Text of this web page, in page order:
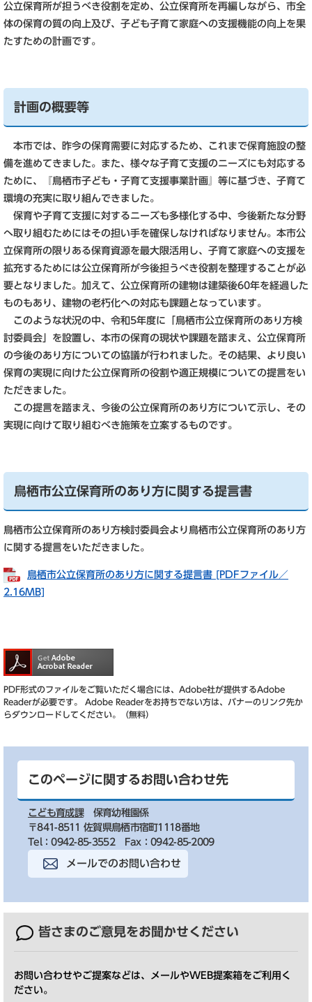
公立保育所が担うべき役割を定め、公立保育所を再編しながら、市全
体の保育の質の向上及び、子ども子育て家庭への支援機能の向上を果
たすための計画です。
計画の概要等
本市では、昨今の保育需要に対応するため、これまで保育施設の整
備を進めてきました。また、様々な子育て支援のニーズにも対応する
ために、『鳥栖市子ども・子育て支援事業計画』等に基づき、子育て
環境の充実に取り組んできました。
保育や子育て支援に対するニーズも多様化する中、今後新たな分野
へ取り組むためにはその担い手を確保しなければなりません。本市公
立保育所の限りある保育資源を最大限活用し、子育て家庭への支援を
拡充するためには公立保育所が今後担うべき役割を整理することが必
要となりました。加えて、公立保育所の建物は建築後60年を経過した
ものもあり、建物の老朽化への対応も課題となっています。
このような状況の中、令和5年度に「鳥栖市公立保育所のあり方検
討委員会」を設置し、本市の保育の現状や課題を踏まえ、公立保育所
の今後のあり方についての協議が行われました。その結果、より良い
保育の実現に向けた公立保育所の役割や適正規模についての提言をい
ただきました。
この提言を踏まえ、今後の公立保育所のあり方について示し、その
実現に向けて取り組むべき施策を立案するものです。
鳥栖市公立保育所のあり方に関する提言書
鳥栖市公立保育所のあり方検討委員会より鳥栖市公立保育所のあり方
に関する提言をいただきました。
鳥栖市公立保育所のあり方に関する提言書 [PDFファイル／
2.16MB]
PDF形式のファイルをご覧いただく場合には、Adobe社が提供するAdobe
Readerが必要です。
Adobe Readerをお持ちでない方は、バナーのリンク先か
らダウンロードしてください。（無料）
このページに関するお問い合わせ先
こども育成課
保育幼稚園係
〒841-8511 佐賀県鳥栖市宿町1118番地
Tel：0942-85-3552
Fax：0942-85-2009
メールでのお問い合わせ
皆さまのご意見をお聞かせください
お問い合わせやご提案などは、メールやWEB提案箱をご利用く
ださい。